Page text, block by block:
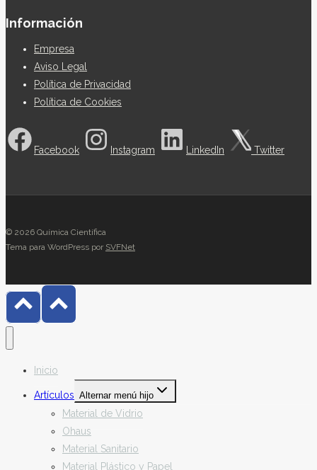
Información
Empresa
Aviso Legal
Política de Privacidad
Política de Cookies
Facebook Instagram LinkedIn Twitter
© 2026 Química Científica
Tema para WordPress por SVFNet
Inicio
Artículos Alternar menú hijo
Material de Vidrio
Ohaus
Material Sanitario
Material Plástico y Papel